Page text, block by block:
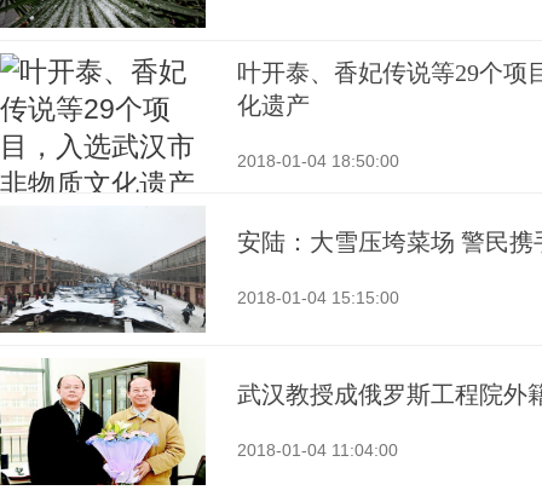
叶开泰、香妃传说等29个项
化遗产
2018-01-04 18:50:00
安陆：大雪压垮菜场 警民携
2018-01-04 15:15:00
武汉教授成俄罗斯工程院外
2018-01-04 11:04:00